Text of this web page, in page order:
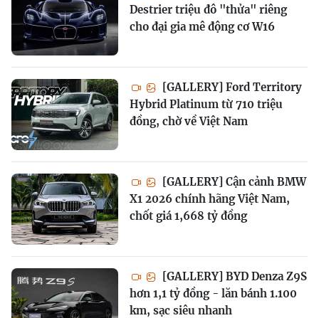
Destrier triệu đô "thửa" riêng
cho đại gia mê động cơ W16
[GALLERY] Ford Territory
Hybrid Platinum từ 710 triệu
đồng, chờ về Việt Nam
[GALLERY] Cận cảnh BMW
X1 2026 chính hãng Việt Nam,
chốt giá 1,668 tỷ đồng
[GALLERY] BYD Denza Z9S
hơn 1,1 tỷ đồng - lăn bánh 1.100
km, sạc siêu nhanh